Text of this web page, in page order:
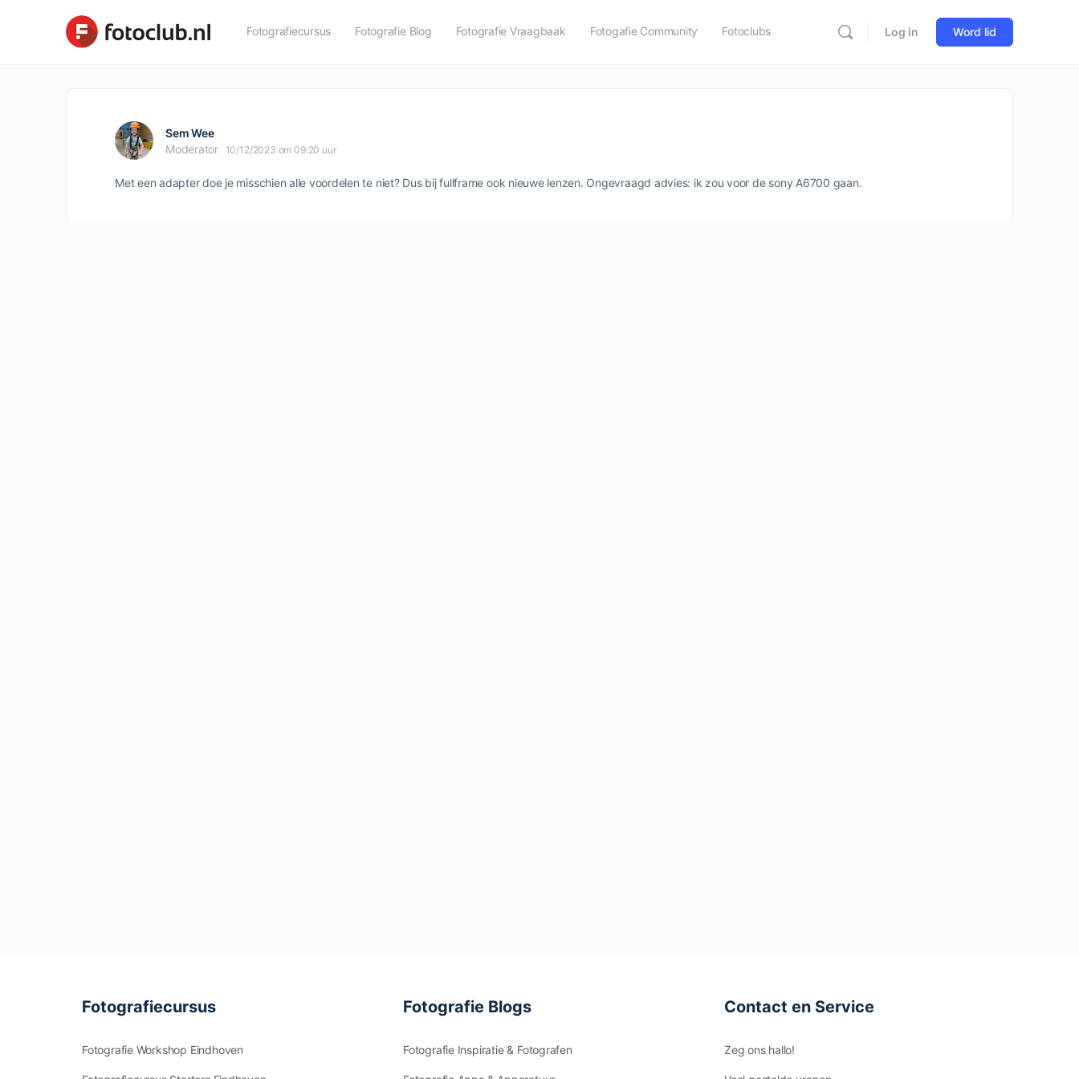
Fotografiecursus Fotografie Blog Fotografie Vraagbaak Fotogafie Community Fotoclubs Log in Word lid
Sem Wee
Moderator
10/12/2023 om 09:20 uur
Met een adapter doe je misschien alle voordelen te niet? Dus bij fullframe ook nieuwe lenzen. Ongevraagd advies: ik zou voor de sony A6700 gaan.
Fotografiecursus
Fotografie Workshop Eindhoven
Fotografie Blogs
Fotografie Inspiratie & Fotografen
Contact en Service
Zeg ons hallo!